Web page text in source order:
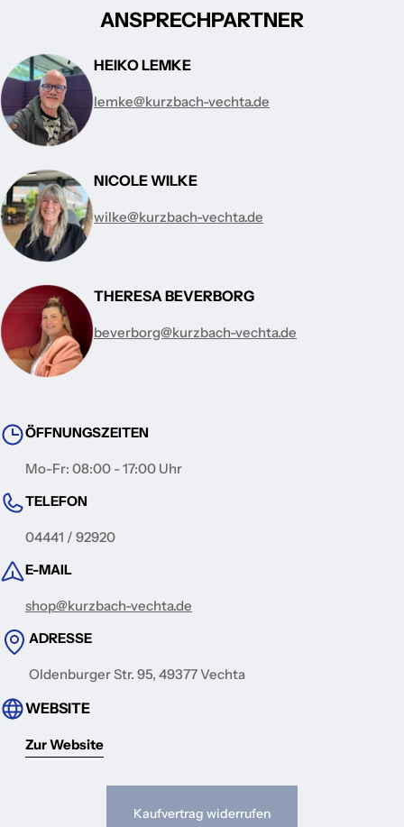
ANSPRECHPARTNER
HEIKO LEMKE
lemke@kurzbach-vechta.de
NICOLE WILKE
wilke@kurzbach-vechta.de
THERESA BEVERBORG
beverborg@kurzbach-vechta.de
ÖFFNUNGSZEITEN
Mo-Fr: 08:00 - 17:00 Uhr
TELEFON
04441 / 92920
E-MAIL
shop@kurzbach-vechta.de
ADRESSE
Oldenburger Str. 95, 49377 Vechta
WEBSITE
Zur Website
Kaufvertrag widerrufen